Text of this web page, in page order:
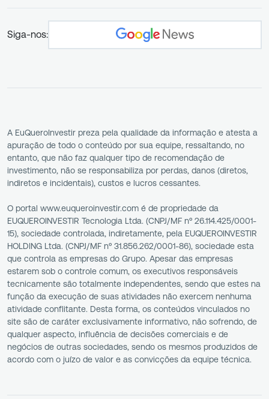
Siga-nos:
A EuQueroInvestir preza pela qualidade da informação e atesta a
apuração de todo o conteúdo por sua equipe, ressaltando, no
entanto, que não faz qualquer tipo de recomendação de
investimento, não se responsabiliza por perdas, danos (diretos,
indiretos e incidentais), custos e lucros cessantes.
O portal www.euqueroinvestir.com é de propriedade da
EUQUEROINVESTIR Tecnologia Ltda. (CNPJ/MF nº 26.114.425/0001-
15), sociedade controlada, indiretamente, pela EUQUEROINVESTIR
HOLDING Ltda. (CNPJ/MF nº 31.856.262/0001-86), sociedade esta
que controla as empresas do Grupo. Apesar das empresas
estarem sob o controle comum, os executivos responsáveis
tecnicamente são totalmente independentes, sendo que estes na
função da execução de suas atividades não exercem nenhuma
atividade conflitante. Desta forma, os conteúdos vinculados no
site são de caráter exclusivamente informativo, não sofrendo, de
qualquer aspecto, influência de decisões comerciais e de
negócios de outras sociedades, sendo os mesmos produzidos de
acordo com o juízo de valor e as convicções da equipe técnica.